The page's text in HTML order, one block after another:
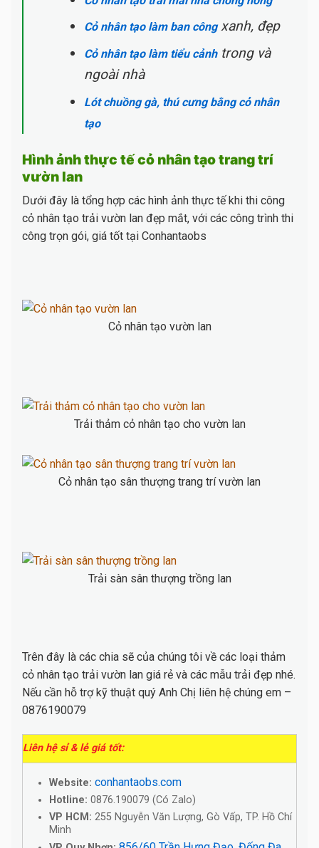
Cỏ nhân tạo làm ban côngxanh, đẹp
Cỏ nhân tạo làm tiểu cảnhtrong và
ngoài nhà
Lót chuồng gà, thú cưng bằng cỏ nhân
tạo
Hình ảnh thực tế cỏ nhân tạo trang trí
vườn lan
Dưới đây là tổng hợp các hình ảnh thực tế khi thi công
cỏ nhân tạo trải vườn lan đẹp mắt, với các công trình thi
công trọn gói, giá tốt tại Conhantaobs
Cỏ nhân tạo vườn lan
Trải thảm cỏ nhân tạo cho vườn lan
Cỏ nhân tạo sân thượng trang trí vườn lan
Trải sàn sân thượng trồng lan
Trên đây là các chia sẽ của chúng tôi về các loại thảm
cỏ nhân tạo trải vườn lan giá rẻ và các mẫu trải đẹp nhé.
Nếu cần hỗ trợ kỹ thuật quý Anh Chị liên hệ chúng em –
0876190079
Liên hệ sỉ & lẻ giá tốt:
Website: conhantaobs.com
Hotline: 0876.190079 (Có Zalo)
VP HCM: 255 Nguyễn Văn Lượng, Gò Vấp, TP. Hồ Chí
Minh